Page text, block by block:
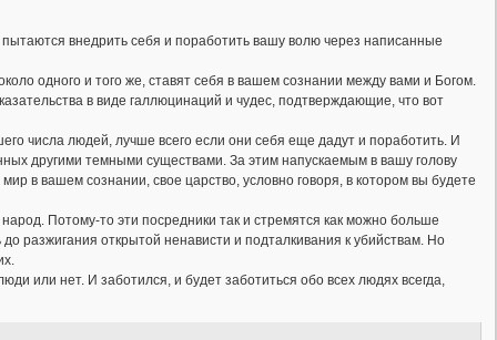
внедрить себя и поработить вашу волю через написанные
одного и того же, ставят себя в вашем сознании между вами и Богом.
в виде галлюцинаций и чудес, подтверждающие, что вот
числа людей, лучше всего если они себя еще дадут и поработить. И
другими темными существами. За этим напускаемым в вашу голову
в вашем сознании, свое царство, условно говоря, в котором вы будете
Потому-то эти посредники так и стремятся как можно больше
разжигания открытой ненависти и подталкивания к убийствам. Но
или нет. И заботился, и будет заботиться обо всех людях всегда,